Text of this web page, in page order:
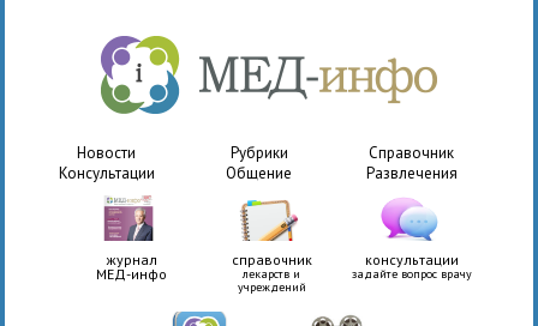
Новости Рубрики
Справочник
Консультации
Общение Развлечения
журнал
МЕД-инфо
справочник
лекарств и
учреждений
консультации
задайте вопрос врачу